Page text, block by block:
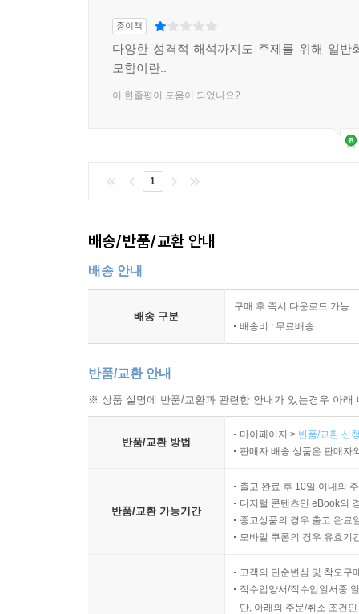
종이책
다양한 성격적 해석까지도 주제를 위해 일반
모함이란..
이 한줄평이 도움이 되었나요?
1
배송/반품/교환 안내
배송 안내
배송 구분
구매 후 즉시 다운로드 가능
배송비 : 무료배송
반품/교환 안내
※ 상품 설명에 반품/교환과 관련한 안내가 있는경우 아
반품/교환 방법
마이페이지 > 반품/교환 신
판매자 배송 상품은 판매자
반품/교환 가능기간
출고 완료 후 10일 이내의
디지털 콘텐츠인 eBook의
중고상품의 경우 출고 완료
모바일 쿠폰의 경우 유효기
고객의 단순변심 및 착오구
직수입양서/직수입일서중
단, 아래의 주문/취소 조건